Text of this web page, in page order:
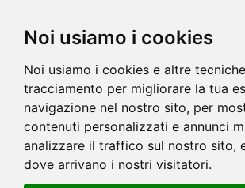
Noi usiamo i cookies
Noi usiamo i cookies e altre
tracciamento per migliorare la tua
navigazione nel nostro sito, per
contenuti personalizzati e annunci
analizzare il traffico sul nostro sito,
dove arrivano i nostri visitatori.